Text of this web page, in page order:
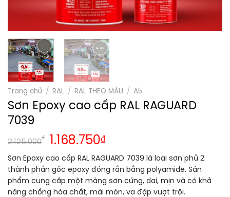
Trang chủ / RAL / RAL THEO MÀU / A5
Sơn Epoxy cao cấp RAL RAGUARD
7039
2.125.000
₫ 1.168.750₫
Sơn Epoxy cao cấp RAL RAGUARD 7039 là loại sơn phủ 2
thành phần gốc epoxy đóng rắn bằng polyamide. Sản
phẩm cung cấp một màng sơn cứng, dai, mịn và có khả
năng chống hóa chất, mài mòn, va đập vượt trội.